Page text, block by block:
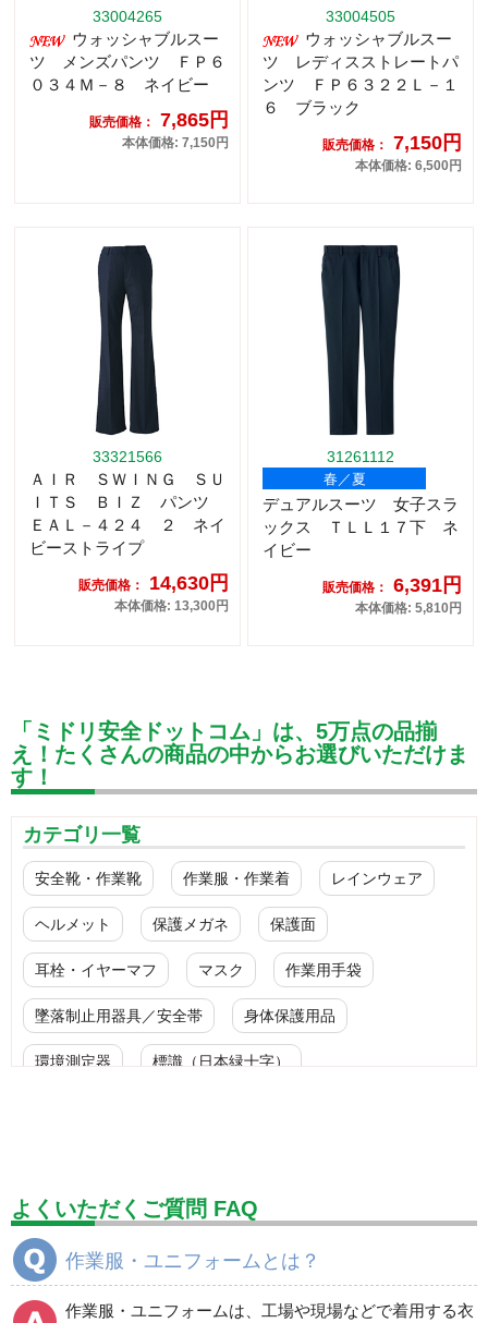
33004265
ウォッシャブルスー
ツ メンズパンツ ＦＰ６
０３４Ｍ－８ ネイビー
販売価格： 7,865円
本体価格: 7,150円
33004505
ウォッシャブルスー
ツ レディスストレートパ
ンツ ＦＰ６３２２Ｌ－１
６ ブラック
販売価格： 7,150円
本体価格: 6,500円
33321566
ＡＩＲ ＳＷＩＮＧ ＳＵ
ＩＴＳ ＢＩＺ パンツ
ＥＡＬ－４２４ ２ ネイ
ビーストライプ
販売価格： 14,630円
本体価格: 13,300円
31261112
春／夏
デュアルスーツ 女子スラ
ックス ＴＬＬ１７下 ネ
イビー
販売価格： 6,391円
本体価格: 5,810円
「ミドリ安全ドットコム」は、5万点の品揃
え！たくさんの商品の中からお選びいただけま
す！
カテゴリ一覧
安全靴・作業靴 作業服・作業着 レインウェア
ヘルメット 保護メガネ 保護面
耳栓・イヤーマフ マスク 作業用手袋
墜落制止用器具／安全帯 身体保護用品
環境測定器 標識（日本緑十字）
設備用品・作業補助用品 工事作業用品
分煙対策機器
電気保守用品 ワイパー クリーンルーム対策用品
よくいただくご質問 FAQ
作業服・ユニフォームとは？
作業服・ユニフォームは、工場や現場などで着用する衣